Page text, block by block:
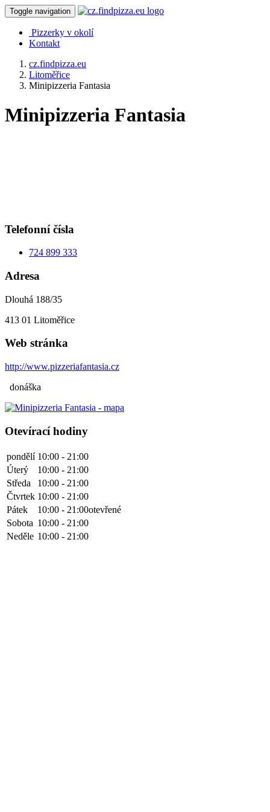
Toggle navigation
Pizzerky v okolí
Kontakt
cz.findpizza.eu
Litoměřice
Minipizzeria Fantasia
Minipizzeria Fantasia
Telefonní čísla
724 899 333
Adresa
Dlouhá 188/35
413 01 Litoměřice
Web stránka
http://www.pizzeriafantasia.cz
donáška
Otevírací hodiny
pondělí 10:00 - 21:00
Úterý
10:00 - 21:00
Středa
10:00 - 21:00
Čtvrtek 10:00 - 21:00
Pátek
10:00 - 21:00otevřené
Sobota 10:00 - 21:00
Neděle 10:00 - 21:00